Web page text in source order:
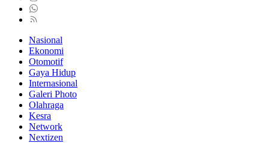
Nasional
Ekonomi
Otomotif
Gaya Hidup
Internasional
Galeri Photo
Olahraga
Kesra
Network
Nextizen